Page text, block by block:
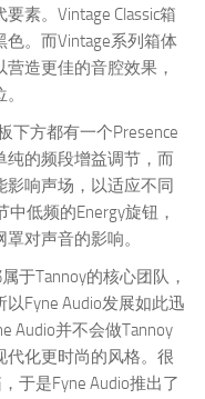
素。Vintage Classic箱
。而Vintage系列箱体
造更佳的音腔效果，
下方都有一个Presence
纯的频段增益调节，而
响声场，以适应不同
中低频的Energy旋钮，
对声音的影响。
于Tannoy的核心团队，
Fyne Audio发展如此迅
Audio并不会做Tannoy
代化更时尚的风格。很
于是Fyne Audio推出了